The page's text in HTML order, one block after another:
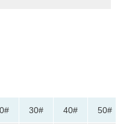
30# 40# 50#